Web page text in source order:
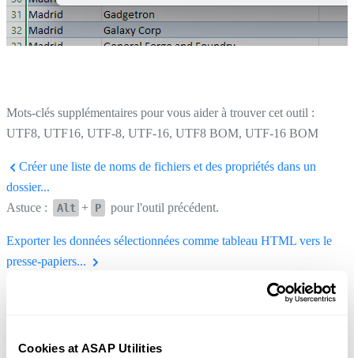
Cookies at ASAP Utilities
Mots-clés supplémentaires pour vous aider à trouver cet outil :
UTF8, UTF16, UTF-8, UTF-16, UTF8 BOM, UTF-16 BOM
Créer une liste de noms de fichiers et des propriétés dans un
dossier...
Astuce :
Alt + P pour l'outil précédent.
Exporter les données sélectionnées comme tableau HTML vers le
presse-papiers...